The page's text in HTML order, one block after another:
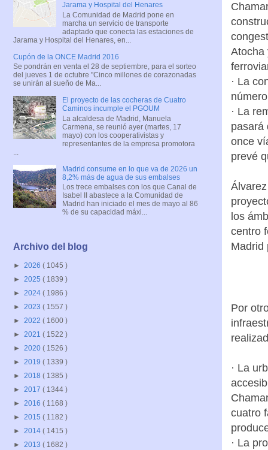
Atocha
· La
· La
pasará
once
prevé
los
centro
Madrid
Por
· La
cuatro
· La
Jarama y Hospital del Henares
La Comunidad de Madrid pone en
marcha un servicio de transporte
adaptado que conecta las estaciones de
Jarama y Hospital del Henares, en...
Cupón de la ONCE Madrid 2016
Se pondrán en venta el 28 de septiembre, para el sorteo
del jueves 1 de octubre "Cinco millones de corazonadas
se unirán al sueño de Ma...
El proyecto de las cocheras de Cuatro
Caminos incumple el PGOUM
La alcaldesa de Madrid, Manuela
Carmena, se reunió ayer (martes, 17
mayo) con los cooperativistas y
representantes de la empresa promotora
Madrid consume en lo que va de 2026 un
8,2% más de agua de sus embalses
Los trece embalses con los que Canal de
Isabel II abastece a la Comunidad de
Madrid han iniciado el mes de mayo al 86
% de su capacidad máxi...
Archivo del blog
► 2026 ( 1045 )
► 2025 ( 1839 )
► 2024 ( 1986 )
► 2023 ( 1557 )
► 2022 ( 1600 )
► 2021 ( 1522 )
► 2020 ( 1526 )
► 2019 ( 1339 )
► 2018 ( 1385 )
► 2017 ( 1344 )
► 2016 ( 1168 )
► 2015 ( 1182 )
► 2014 ( 1415 )
► 2013 ( 1682 )